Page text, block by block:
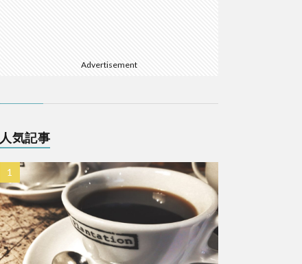
Advertisement
人気記事